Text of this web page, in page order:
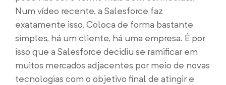
Num vídeo recente, a Salesforce faz
exatamente isso. Coloca de forma bastante
simples, há um cliente, há uma empresa. É por
isso que a Salesforce decidiu se ramificar em
muitos mercados adjacentes por meio de novas
tecnologias com o objetivo final de atingir e